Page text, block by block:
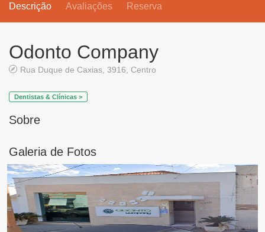
Descrição Avaliações Reserva
Odonto Company
Rua Duque de Caxias, 3916, Centro
Dentistas & Clínicas >
Sobre
Galeria de Fotos